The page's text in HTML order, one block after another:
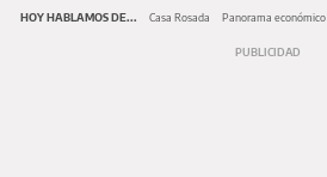
HOY HABLAMOS DE... Casa Rosada Panorama económico